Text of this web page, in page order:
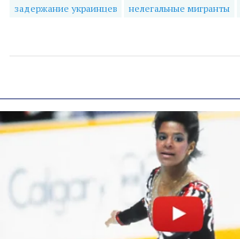
задержание украинцев нелегальные мигранты